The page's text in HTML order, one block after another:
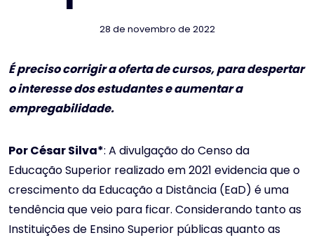
28 de novembro de 2022
É preciso corrigir a oferta de cursos, para despertar
o interesse dos estudantes e aumentar a
empregabilidade.
Por César Silva*: A divulgação do Censo da
Educação Superior realizado em 2021 evidencia que o
crescimento da Educação a Distância (EaD) é uma
tendência que veio para ficar. Considerando tanto as
Instituições de Ensino Superior públicas quanto as